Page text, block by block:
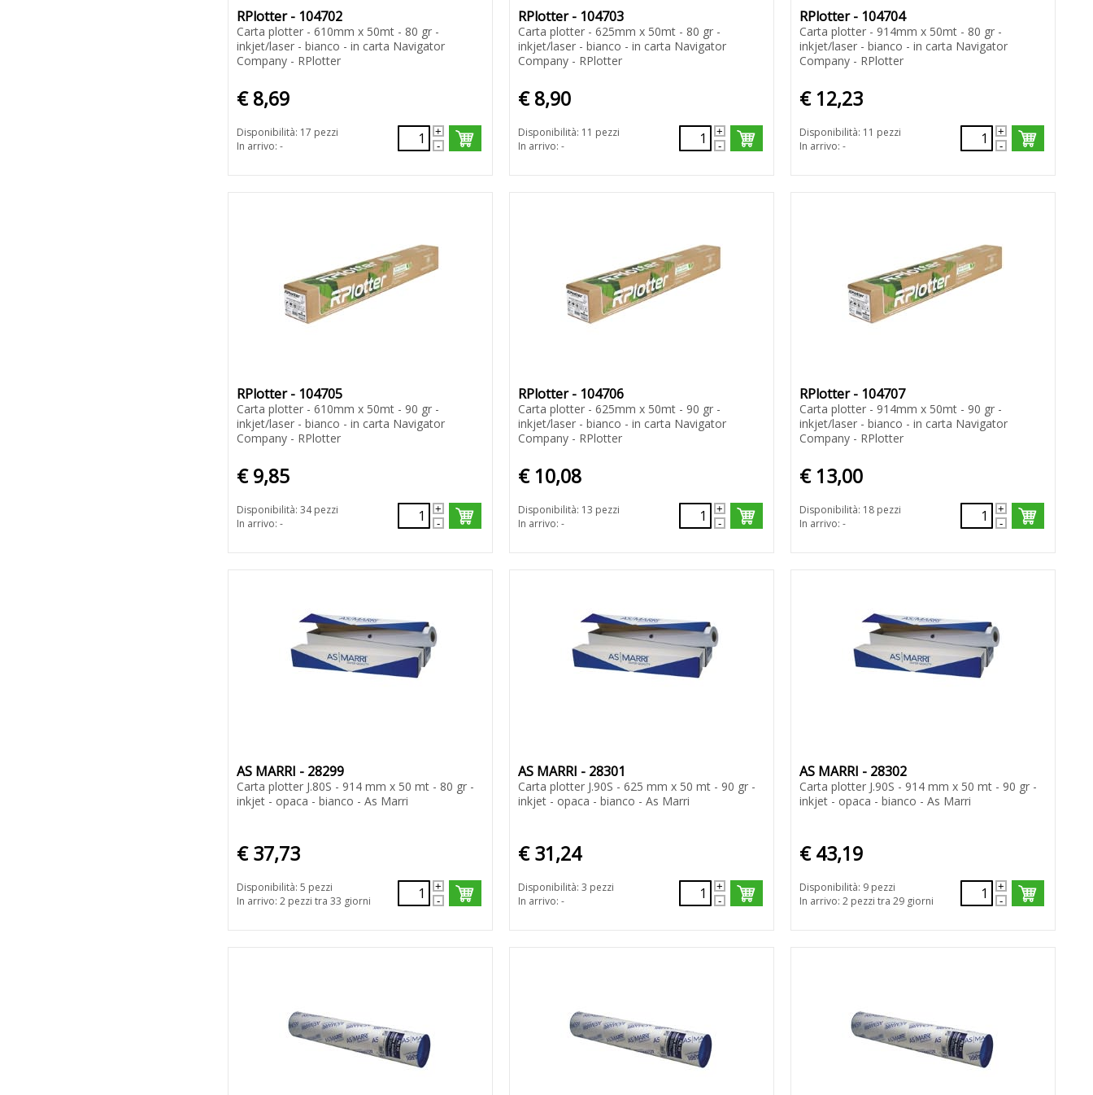
RPlotter - 104702
Carta plotter - 610mm x 50mt - 80 gr -
inkjet/laser - bianco - in carta Navigator
Company - RPlotter
€ 8,69
Disponibilità: 17 pezzi
In arrivo: -
RPlotter - 104703
Carta plotter - 625mm x 50mt - 80 gr -
inkjet/laser - bianco - in carta Navigator
Company - RPlotter
€ 8,90
Disponibilità: 11 pezzi
In arrivo: -
RPlotter - 104704
Carta plotter - 914mm x 50mt - 80 gr -
inkjet/laser - bianco - in carta Navigator
Company - RPlotter
€ 12,23
Disponibilità: 11 pezzi
In arrivo: -
RPlotter - 104705
Carta plotter - 610mm x 50mt - 90 gr -
inkjet/laser - bianco - in carta Navigator
Company - RPlotter
€ 9,85
Disponibilità: 34 pezzi
In arrivo: -
RPlotter - 104706
Carta plotter - 625mm x 50mt - 90 gr -
inkjet/laser - bianco - in carta Navigator
Company - RPlotter
€ 10,08
Disponibilità: 13 pezzi
In arrivo: -
RPlotter - 104707
Carta plotter - 914mm x 50mt - 90 gr -
inkjet/laser - bianco - in carta Navigator
Company - RPlotter
€ 13,00
Disponibilità: 18 pezzi
In arrivo: -
AS MARRI - 28299
Carta plotter J.80S - 914 mm x 50 mt - 80 gr -
inkjet - opaca - bianco - As Marri
€ 37,73
Disponibilità: 5 pezzi
In arrivo: 2 pezzi tra 33 giorni
AS MARRI - 28301
Carta plotter J.90S - 625 mm x 50 mt - 90 gr -
inkjet - opaca - bianco - As Marri
€ 31,24
Disponibilità: 3 pezzi
In arrivo: -
AS MARRI - 28302
Carta plotter J.90S - 914 mm x 50 mt - 90 gr -
inkjet - opaca - bianco - As Marri
€ 43,19
Disponibilità: 9 pezzi
In arrivo: 2 pezzi tra 29 giorni